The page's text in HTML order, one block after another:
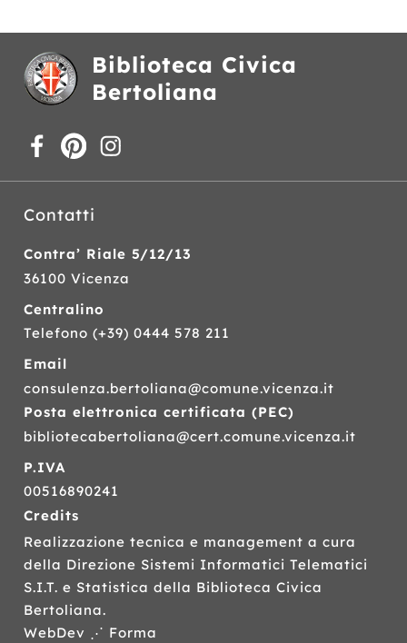
Biblioteca Civica
Bertoliana
Contatti
Contra’ Riale 5/12/13
36100 Vicenza
Centralino
Telefono(+39) 0444 578 211
Email
consulenza.bertoliana@comune.vicenza.it
Posta elettronica certificata (PEC)
bibliotecabertoliana@cert.comune.vicenza.it
P.IVA
00516890241
Credits
Realizzazione tecnica e management a cura
della Direzione Sistemi Informatici Telematici
S.I.T. e Statistica della Biblioteca Civica
Bertoliana.
WebDev ⋰ Forma